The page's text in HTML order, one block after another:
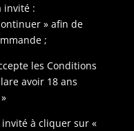
invité :
» afin de
;
les Conditions
avoir 18 ans
à cliquer sur «